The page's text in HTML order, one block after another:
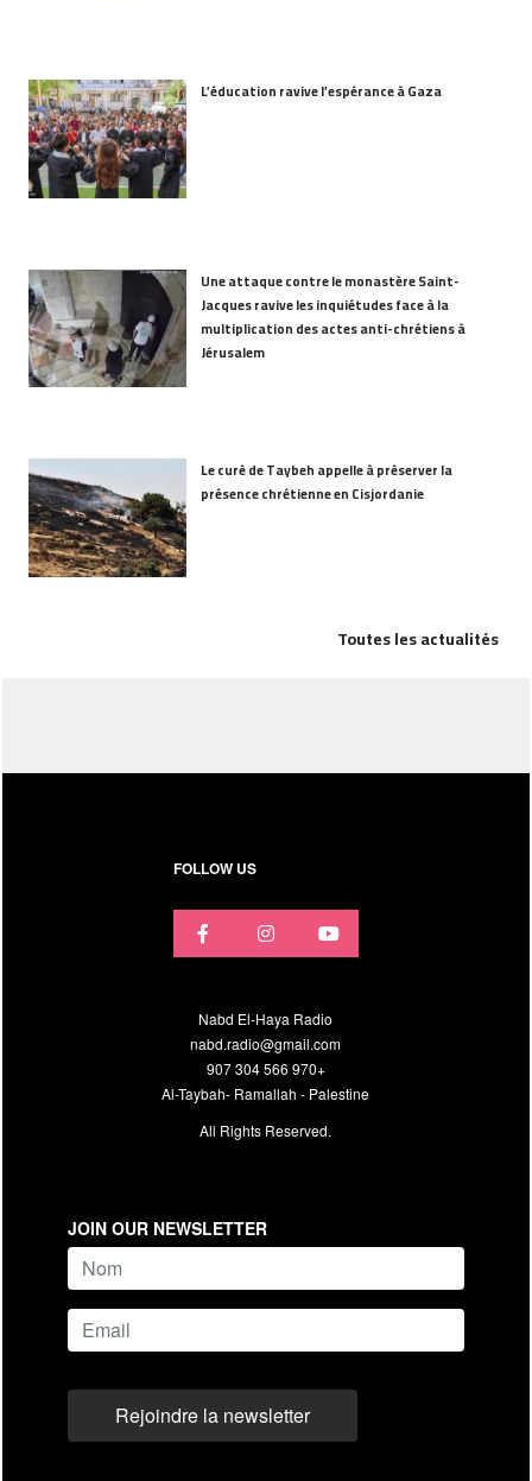
L’éducation ravive l’espérance à Gaza
Une attaque contre le monastère Saint-
Jacques ravive les inquiétudes face à la
multiplication des actes anti-chrétiens à
Jérusalem
Le curé de Taybeh appelle à préserver la
présence chrétienne en Cisjordanie
Toutes les actualités
FOLLOW US
Nabd El-Haya Radio
nabd.radio@gmail.com
907 304 566 970+
Al-Taybah- Ramallah - Palestine
All Rights Reserved.
JOIN OUR NEWSLETTER
name
Email
Rejoindre la newsletter